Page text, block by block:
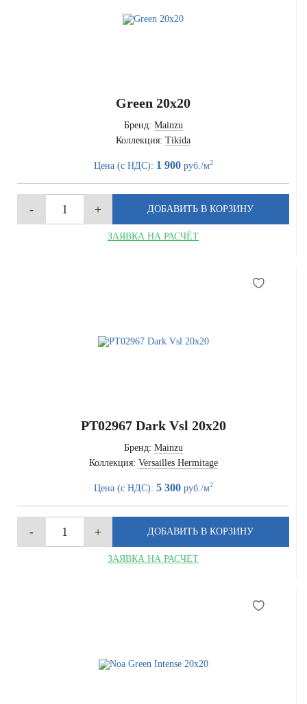
Green 20x20
Бренд: Mainzu
Коллекция: Tikida
Цена (с НДС): 1 900руб./м2
ЗАЯВКА НА РАСЧЁТ
PT02967 Dark Vsl 20x20
Бренд: Mainzu
Коллекция: Versailles Hermitage
Цена (с НДС): 5 300руб./м2
ЗАЯВКА НА РАСЧЁТ